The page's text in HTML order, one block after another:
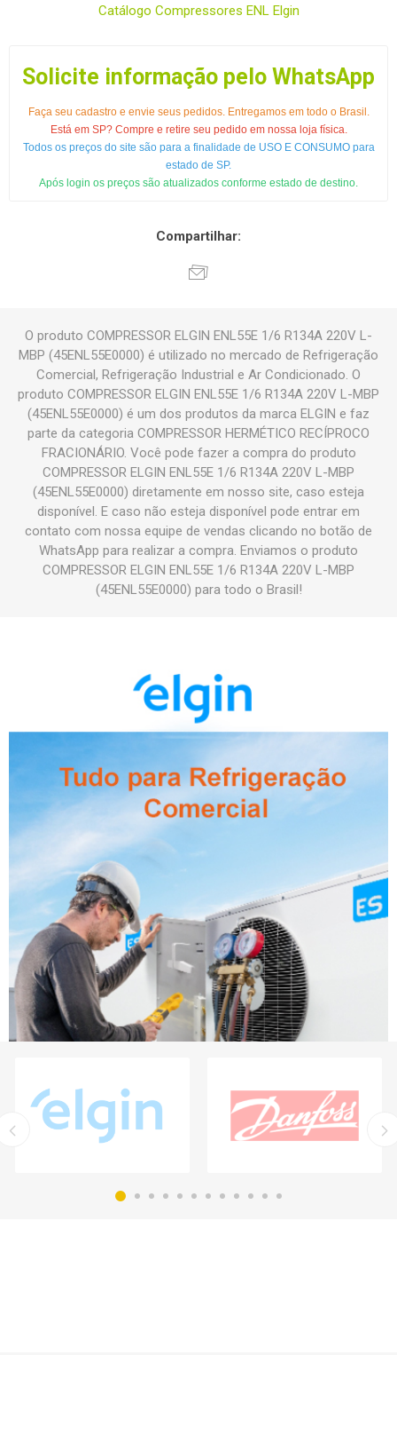
Catálogo Compressores ENL Elgin
Solicite informação pelo WhatsApp
Faça seu cadastro e envie seus pedidos. Entregamos em todo o Brasil.
Está em SP? Compre e retire seu pedido em nossa loja física.
Todos os preços do site são para a finalidade de USO E CONSUMO para
estado de SP.
Após login os preços são atualizados conforme estado de destino.
Compartilhar:
O produto COMPRESSOR ELGIN ENL55E 1/6 R134A 220V L-
MBP (45ENL55E0000) é utilizado no mercado de Refrigeração
Comercial, Refrigeração Industrial e Ar Condicionado. O
produto COMPRESSOR ELGIN ENL55E 1/6 R134A 220V L-MBP
(45ENL55E0000) é um dos produtos da marca ELGIN e faz
parte da categoria COMPRESSOR HERMÉTICO RECÍPROCO
FRACIONÁRIO. Você pode fazer a compra do produto
COMPRESSOR ELGIN ENL55E 1/6 R134A 220V L-MBP
(45ENL55E0000) diretamente em nosso site, caso esteja
disponível. E caso não esteja disponível pode entrar em
contato com nossa equipe de vendas clicando no botão de
WhatsApp para realizar a compra. Enviamos o produto
COMPRESSOR ELGIN ENL55E 1/6 R134A 220V L-MBP
(45ENL55E0000) para todo o Brasil!